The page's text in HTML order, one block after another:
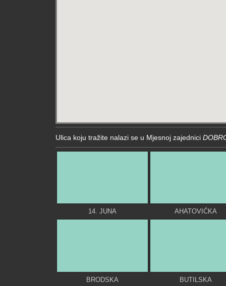
Ulica koju tražite nalazi se u Mjesnoj zajednici
14. JUNA AHATOVIĆKA
BRODSKA BUTILSKA